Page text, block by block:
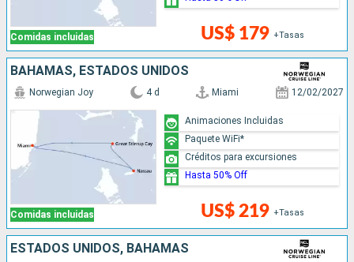
Comidas incluidas US$ 179 +Tasas
BAHAMAS, ESTADOS UNIDOS
Comidas incluidas
Norwegian Joy 4 d Miami 12/02/2027
US$ 219 +Tasas
Animaciones Incluidas
Paquete WiFi*
Créditos para excursiones
Hasta 50% Off
ESTADOS UNIDOS, BAHAMAS